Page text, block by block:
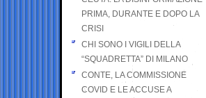
PRIMA, DURANTE E DOPO LA
CRISI
CHI SONO I VIGILI DELLA
“SQUADRETTA” DI MILANO
CONTE, LA COMMISSIONE
COVID E LE ACCUSE A